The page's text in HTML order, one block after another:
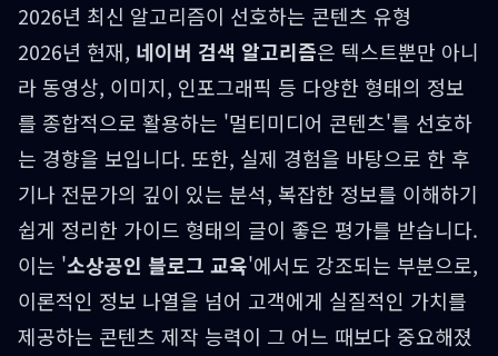
2026년 최신 알고리즘이 선호하는 콘텐츠 유형
2026년 현재, 네이버 검색 알고리즘은 텍스트뿐만 아니
라 동영상, 이미지, 인포그래픽 등 다양한 형태의 정보
를 종합적으로 활용하는 '멀티미디어 콘텐츠'를 선호하
는 경향을 보입니다. 또한, 실제 경험을 바탕으로 한 후
기나 전문가의 깊이 있는 분석, 복잡한 정보를 이해하기
쉽게 정리한 가이드 형태의 글이 좋은 평가를 받습니다.
이는 '소상공인 블로그 교육'에서도 강조되는 부분으로,
이론적인 정보 나열을 넘어 고객에게 실질적인 가치를
제공하는 콘텐츠 제작 능력이 그 어느 때보다 중요해졌